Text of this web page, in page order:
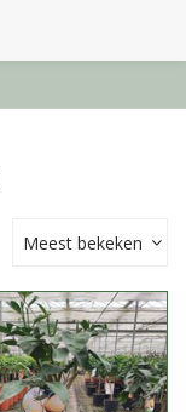
Meest bekeken